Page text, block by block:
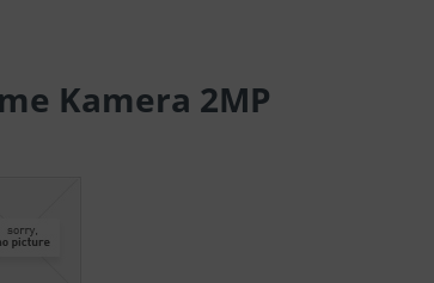
Kamera 2MP